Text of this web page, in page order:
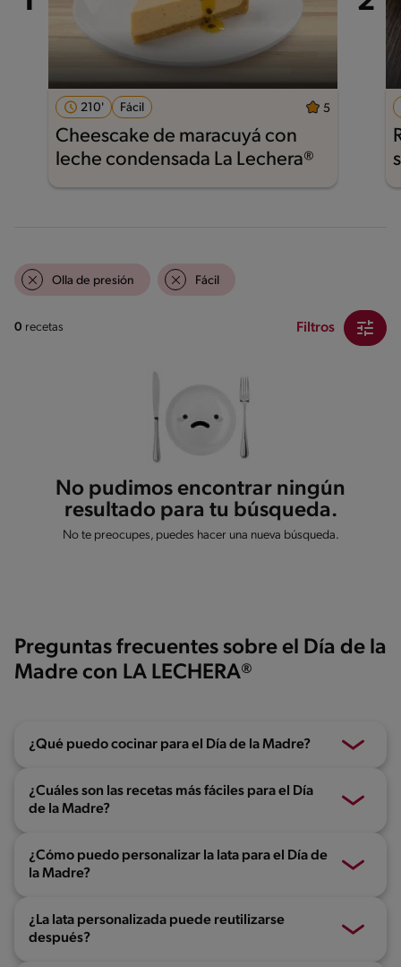
210' Fácil 5
Cheescake de maracuyá con
leche condensada La Lechera®
Olla de presión Fácil
0 recetas Filtros
No pudimos encontrar ningún
resultado para tu búsqueda.
No te preocupes, puedes hacer una nueva búsqueda.
Preguntas frecuentes sobre el Día de la
Madre con LA LECHERA®
¿Qué puedo cocinar para el Día de la Madre?
¿Cuáles son las recetas más fáciles para el Día
de la Madre?
¿Cómo puedo personalizar la lata para el Día de
la Madre?
¿La lata personalizada puede reutilizarse
después?